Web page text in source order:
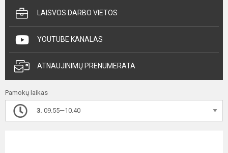
LAISVOS DARBO VIETOS
YOUTUBE KANALAS
ATNAUJINIMŲ PRENUMERATA
Pamokų laikas
3. 09.55—10.40